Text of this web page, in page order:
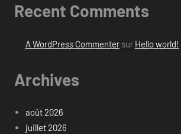
Recent Comments
A WordPress Commentersur Hello world!
Archives
août 2026
juillet 2026